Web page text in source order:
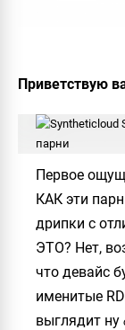
Приветствую
Первое
КАК эти
дрипки с
ЭТО? Нет,
что девайс
именитые
выглядит ну